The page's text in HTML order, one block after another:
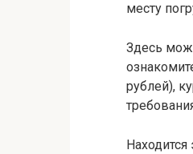
месту
Здесь
рублей),